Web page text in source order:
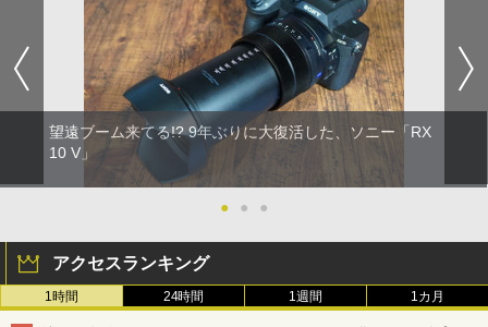
望遠ブーム来てる!? 9年ぶりに大復活した、ソニー「RX
10 V」
● ● ●
アクセスランキング
1時間 24時間 1週間 1カ月